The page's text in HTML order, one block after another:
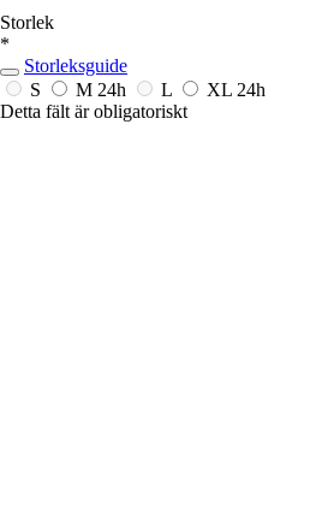
Storlek
*
Storleksguide
S
M 24h L XL 24h
Detta fält är obligatoriskt